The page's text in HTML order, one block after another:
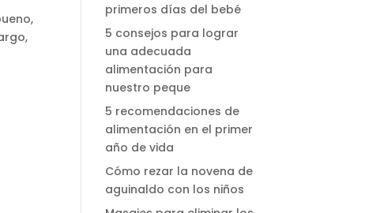
primeros días del bebé
5 consejos para lograr
una adecuada
alimentación para
nuestro peque
5 recomendaciones de
alimentación en el primer
año de vida
Cómo rezar la novena de
aguinaldo con los niños